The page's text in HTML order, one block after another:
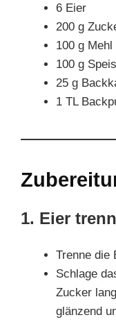
6 Eier
200 g
100 g Mehl
100 g
25 g
1 TL
1. Eier
Trenne die
Schlage
Zucker
glänzend